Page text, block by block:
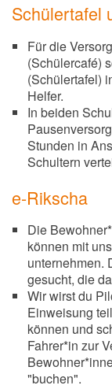
Schülertafel
Für die
(Schülercafé)
(Schülertafel)
Helfer.
In beiden
Stunden in
Schultern
e-Rikscha
Die
können mit
unternehmen.
gesucht, die
Wir wirst du
Einweisung
können und
Fahrer*in zur
"buchen".